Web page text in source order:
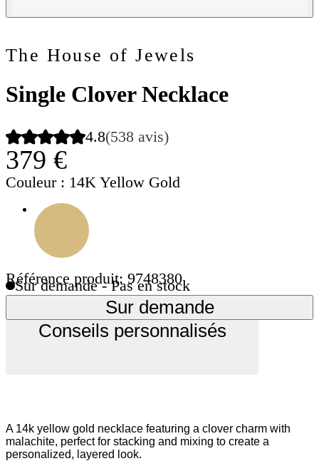
The House of Jewels
Single Clover Necklace
4.8(538 avis)
379 €
Couleur : 14K Yellow Gold
Référence produit: 9748380
Sur demande - Pas en stock
Sur demande
Conseils personnalisés
A 14k yellow gold necklace featuring a clover charm with
malachite, perfect for stacking and mixing to create a
personalized, layered look.